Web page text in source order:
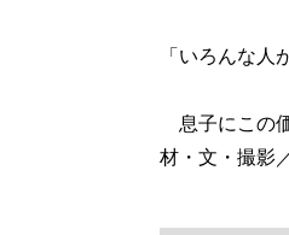
「いろんな人
息子にこの